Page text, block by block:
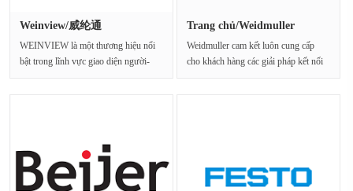
Weinview/威纶通
WEINVIEW là một thương hiệu nổi
bật trong lĩnh vực giao diện người-
Trang chủ/Weidmuller
Weidmuller cam kết luôn cung cấp
cho khách hàng các giải pháp kết nối